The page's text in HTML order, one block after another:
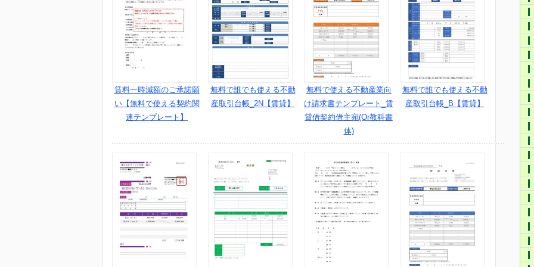
賃料一時減額のご承諾願
い【無料で使える契約関
連テンプレート】
無料で誰でも使える不動
産取引台帳_2N【賃貸】
無料で使える不動産業向
け請求書テンプレート_賃
貸借契約借主宛(Or教科書
体)
無料で誰でも使える不動
産取引台帳_B【賃貸】